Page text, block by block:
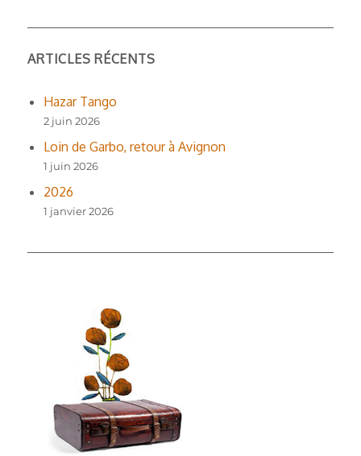
ARTICLES RÉCENTS
Hazar Tango
2 juin 2026
Loin de Garbo, retour à Avignon
1 juin 2026
2026
1 janvier 2026